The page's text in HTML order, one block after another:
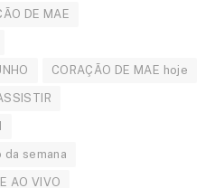
DE MAE
CORAÇÃO DE MAE hoje
da semana
AO VIVO